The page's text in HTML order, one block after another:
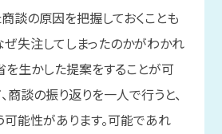
談の原因を把握しておくことも
ぜ失注してしまったのかがわかれ
を生かした提案をすることが可
商談の振り返りを一人で行うと、
可能性があります。可能であれ